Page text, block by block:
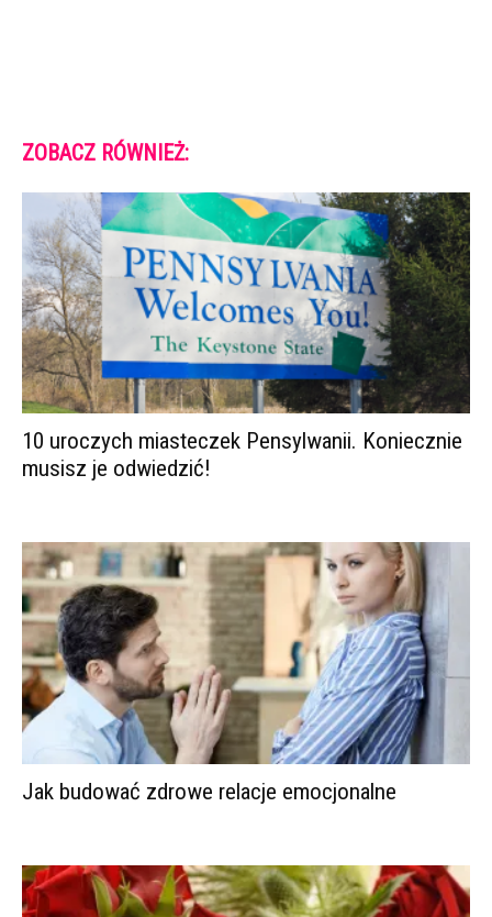
ZOBACZ RÓWNIEŻ:
10 uroczych miasteczek Pensylwanii. Koniecznie
musisz je odwiedzić!
Jak budować zdrowe relacje emocjonalne